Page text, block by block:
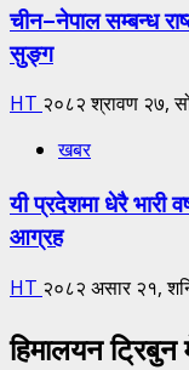
चीन–नेपाल सम्बन्ध
सुङ्ग
HT २०८२ श्रावण २७,
खबर
यी प्रदेशमा धेरै भारी
आग्रह
HT २०८२ असार २१,
हिमालयन ट्रिबुन